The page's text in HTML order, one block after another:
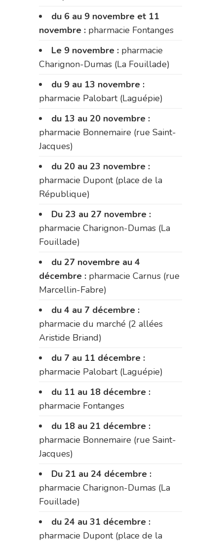
du 6 au 9 novembre et 11
novembre : pharmacie Fontanges
Le 9 novembre : pharmacie
Charignon-Dumas (La Fouillade)
du 9 au 13 novembre :
pharmacie Palobart (Laguépie)
du 13 au 20 novembre :
pharmacie Bonnemaire (rue Saint-
Jacques)
du 20 au 23 novembre :
pharmacie Dupont (place de la
République)
Du 23 au 27 novembre :
pharmacie Charignon-Dumas (La
Fouillade)
du 27 novembre au 4
décembre : pharmacie Carnus (rue
Marcellin-Fabre)
du 4 au 7 décembre :
pharmacie du marché (2 allées
Aristide Briand)
du 7 au 11 décembre :
pharmacie Palobart (Laguépie)
du 11 au 18 décembre :
pharmacie Fontanges
du 18 au 21 décembre :
pharmacie Bonnemaire (rue Saint-
Jacques)
Du 21 au 24 décembre :
pharmacie Charignon-Dumas (La
Fouillade)
du 24 au 31 décembre :
pharmacie Dupont (place de la